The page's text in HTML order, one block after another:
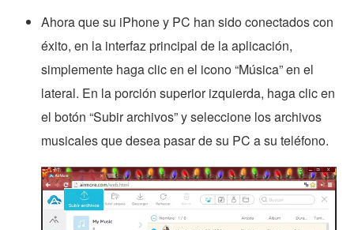
Ahora que su iPhone y PC han sido conectados con
éxito, en la interfaz principal de la aplicación,
simplemente haga clic en el icono “Música” en el
lateral. En la porción superior izquierda, haga clic en
el botón “Subir archivos” y seleccione los archivos
musicales que desea pasar de su PC a su teléfono.